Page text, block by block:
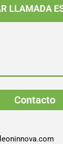
LLAMADA
Contacto